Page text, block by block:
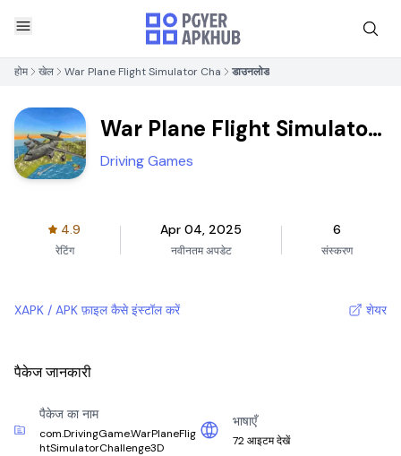
होम खेल War Plane Flight Simulator Cha डाउनलोड
War Plane Flight Simulator
Cha
Driving Games
4.9
रेटिंग
Apr 04, 2025
नवीनतम अपडेट
6
संस्करण
XAPK / APK फ़ाइल कैसे इंस्टॉल करें शेयर
पैकेज जानकारी
पैकेज का नाम
com.DrivingGame.WarPlaneFlig
htSimulatorChallenge3D
भाषाएँ
72 आइटम देखें